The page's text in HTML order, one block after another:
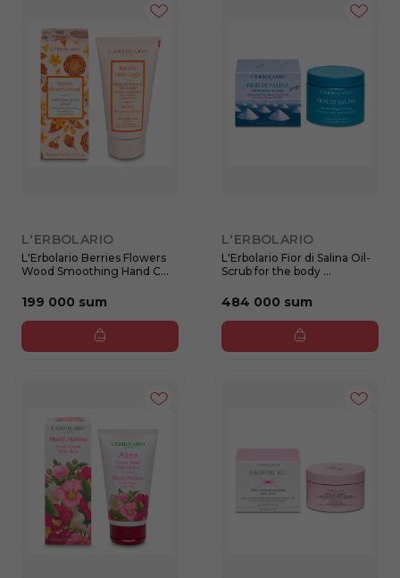
L'ERBOLARIO
L'Erbolario Berries Flowers
Wood Smoothing Hand C...
199 000 sum
L'ERBOLARIO
L'Erbolario Fior di Salina Oil-
Scrub for the body ...
484 000 sum